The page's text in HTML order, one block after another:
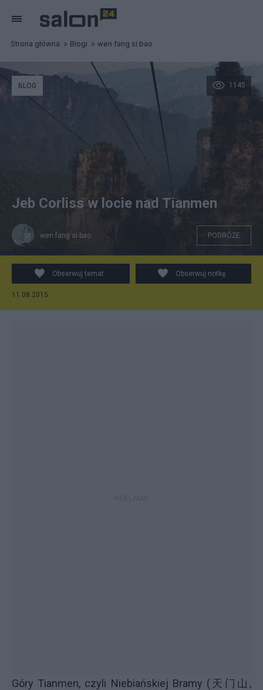
Strona główna Blogi wen fang si bao
Panorama Tianmen i kolejka górska
1145
BLOG
Jeb Corliss w locie nad Tianmen
wen fang si bao PODRÓŻE
Obserwuj temat Obserwuj notkę
11.08.2015
Góry Tianmen, czyli Niebiańskiej Bramy (天门山,